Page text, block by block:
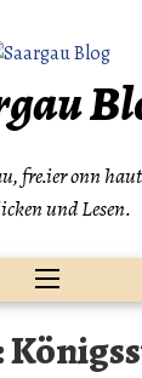
fre.ier onn
und Lesen.